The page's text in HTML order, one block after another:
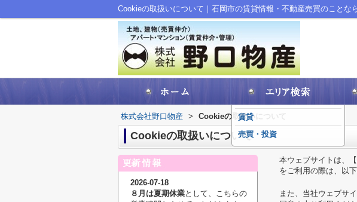
Cookieの取扱いについて｜石岡市の賃貸情報・不動産売買のことな
賃貸
売買・投資
株式会社野口物産 > Cookieの取扱いについて
Cookieの取扱いについて
本ウェブサイトは、
をご利用の際は、以
また、当社ウェブサ
2026-07-18
８月は夏期休業として、こちらの